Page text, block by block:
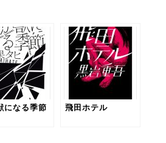
になる季節 飛田ホテル